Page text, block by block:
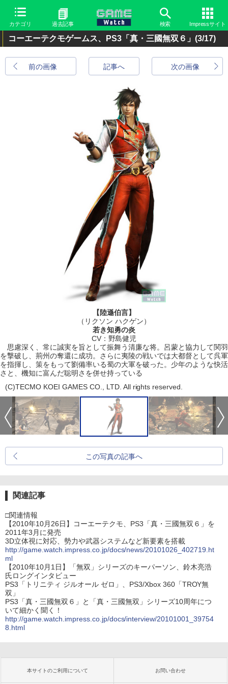
カテゴリ 過去記事 検索 Impressサイト
コーエーテクモゲームス、PS3「真・三國無双６」 (3/17)
前の画像 次の画像
記事へ
【陸遜伯言】
（リクソン ハクゲン）
若き知勇の炎
CV：野島健児
思慮深く、常に誠実を旨として振舞う清廉な将。呂蒙と協力して関羽
を撃破し、荊州の奪還に成功。さらに夷陵の戦いでは大都督として呉軍
を指揮し、策をもって劉備率いる蜀の大軍を破った。少年のような快活
さと、機知に富んだ聡明さを併せ持っている
(C)TECMO KOEI GAMES CO., LTD. All rights reserved.
この写真の記事へ
関連記事
□関連情報
【2010年10月26日】コーエーテクモ、PS3「真・三國無双６」を
2011年3月に発売
3D立体視に対応、勢力や武器システムなど新要素を搭載
http://game.watch.impress.co.jp/docs/news/20101026_402719.ht
ml
【2010年10月1日】「無双」シリーズのキーパーソン、鈴木亮浩
氏ロングインタビュー
PS3「トリニティ ジルオール ゼロ」、PS3/Xbox 360「TROY無
双」
PS3「真・三國無双６」と「真・三國無双」シリーズ10周年につ
いて細かく聞く！
http://game.watch.impress.co.jp/docs/interview/20101001_39754
8.html
本サイトのご利用について お問い合わせ